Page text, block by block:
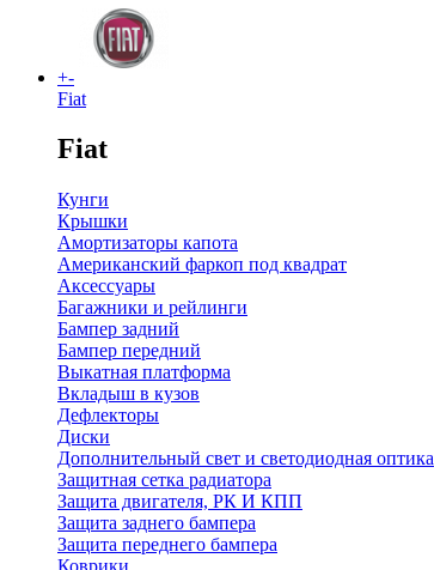
+-
Fiat
Fiat
Кунги
Крышки
Амортизаторы капота
Американский фаркоп под квадрат
Аксессуары
Багажники и рейлинги
Бампер задний
Бампер передний
Выкатная платформа
Вкладыш в кузов
Дефлекторы
Диски
Дополнительный свет и светодиодная оптика
Защитная сетка радиатора
Защита двигателя, РК И КПП
Защита заднего бампера
Защита переднего бампера